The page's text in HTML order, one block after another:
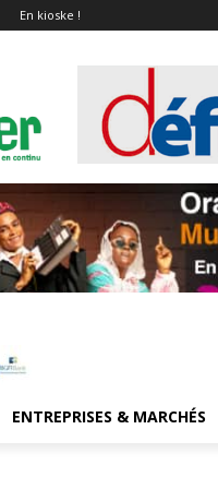
En kioske !
ENTREPRISES & MARCHÉS